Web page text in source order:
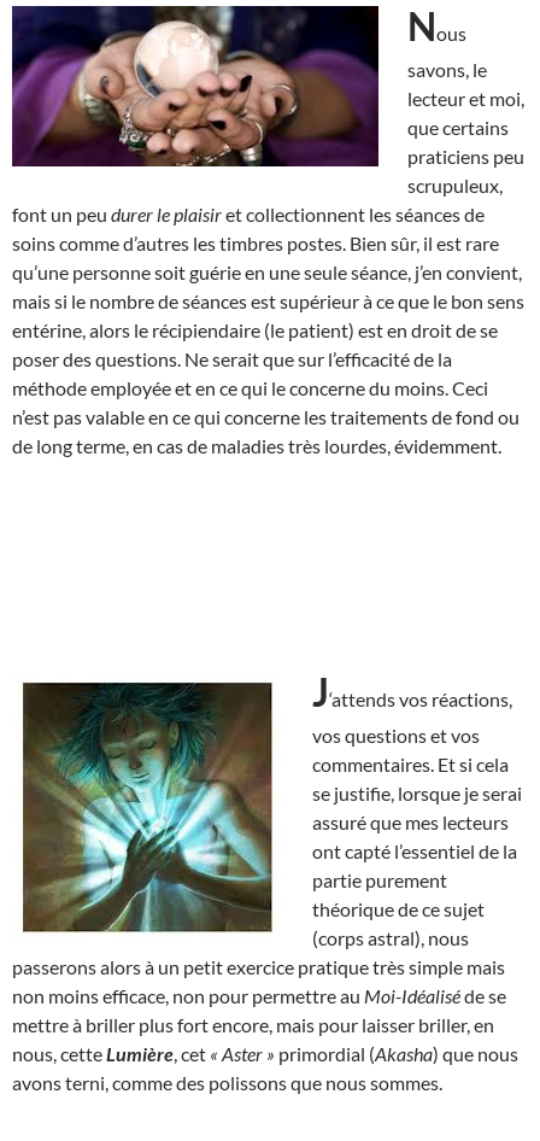
Nous
savons, le
lecteur et moi,
que certains
praticiens peu
scrupuleux,
font un peu durer le plaisiret collectionnent les séances de
soins comme d’autres les timbres postes. Bien sûr, il est rare
qu’une personne soit guérie en une seule séance, j’en convient,
mais si le nombre de séances est supérieur à ce que le bon sens
entérine, alors le récipiendaire (le patient) est en droit de se
poser des questions. Ne serait que sur l’efficacité de la
méthode employée et en ce qui le concerne du moins. Ceci
n’est pas valable en ce qui concerne les traitements de fond ou
de long terme, en cas de maladies très lourdes, évidemment.
J‘attends vos réactions,
vos questions et vos
commentaires. Et si cela
se justifie, lorsque je serai
assuré que mes lecteurs
ont capté l’essentiel de la
partie purement
théorique de ce sujet
(corps astral), nous
passerons alors à un petit exercice pratique très simple mais
non moins efficace, non pour permettre au Moi-Idéaliséde se
mettre à briller plus fort encore, mais pour laisser briller, en
nous, cetteLumière , cet « Aster » primordial (Akasha) que nous
avons terni, comme des polissons que nous sommes.